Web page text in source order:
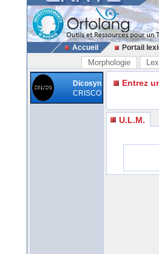
Accueil Portail
Morphologie
Dicosyn
CRISCO
Entrez
U.L.M.